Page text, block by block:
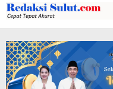
Lewati
ke
konten